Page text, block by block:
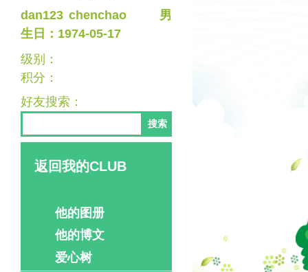
dan123 chenchao
男
生日：1974-05-17
级别：
积分：
好友搜索：
搜索
返回我的CLUB
他的图册
他的博文
爱心树